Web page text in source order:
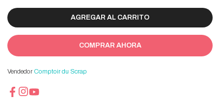
AGREGAR AL CARRITO
COMPRAR AHORA
Vendedor Comptoir du Scrap